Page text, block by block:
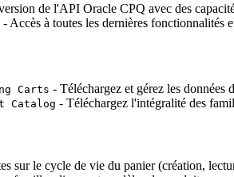
de l'API Oracle CPQ avec des
- Accès à toutes les dernières fonctionnalités
Carts - Téléchargez et gérez les données
Catalog - Téléchargez l'intégralité des
sur le cycle de vie du panier (création,